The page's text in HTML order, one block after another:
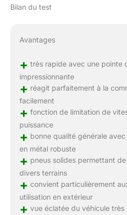
Bilan du test
Avantages
+ très rapide avec une pointe
impressionnante
+ réagit parfaitement à la
facilement
+ fonction de limitation de
puissance
+ bonne qualité générale
en métal robuste
+ pneus solides permettant
divers terrains
+ convient particulièrement
utilisation en extérieur
+ vue éclatée du véhicule